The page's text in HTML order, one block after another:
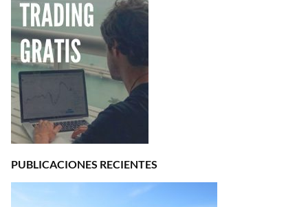
PUBLICACIONES RECIENTES